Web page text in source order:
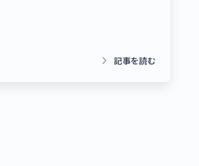
「homehub」を提供するビット
keyboard_arrow_right 記事を読む